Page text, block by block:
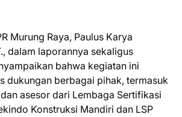
Murung Raya, Paulus Karya
dalam laporannya sekaligus
bahwa kegiatan ini
dukungan berbagai pihak, termasuk
asesor dari Lembaga Sertifikasi
Konstruksi Mandiri dan LSP